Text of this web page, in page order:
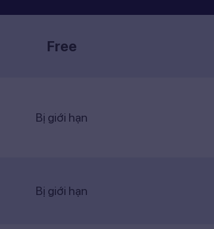
Free
Bị giới hạn
Bị giới hạn